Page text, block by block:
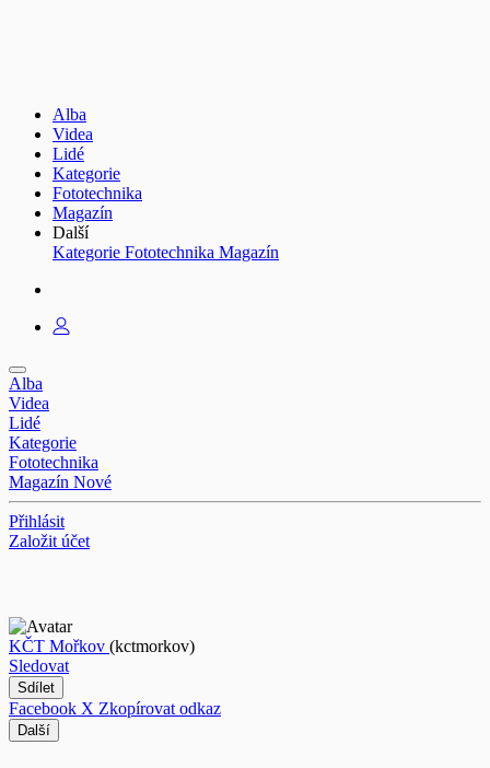
Alba
Videa
Lidé
Kategorie
Fototechnika
Magazín
Další
Kategorie Fototechnika Magazín
Alba
Videa
Lidé
Kategorie
Fototechnika
Magazín Nové
Přihlásit
Založit účet
KČT Mořkov (kctmorkov)
Sledovat
Sdílet
Facebook X Zkopírovat odkaz
Další